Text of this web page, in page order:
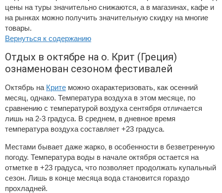
цены на туры значительно снижаются, а в магазинах, кафе и
на рынках можно получить значительную скидку на многие
товары.
Вернуться к содержанию
Отдых в октябре на о. Крит (Греция)
ознаменован сезоном фестивалей
Октябрь на Крите можно охарактеризовать, как осенний
месяц, однако. Температура воздуха в этом месяце, по
сравнению с температурой воздуха сентября отличается
лишь на 2-3 градуса. В среднем, в дневное время
температура воздуха составляет +23 градуса.
Местами бывает даже жарко, в особенности в безветренную
погоду. Температура воды в начале октября остается на
отметке в +23 градуса, что позволяет продолжать купальный
сезон. Лишь в конце месяца вода становится гораздо
прохладней.